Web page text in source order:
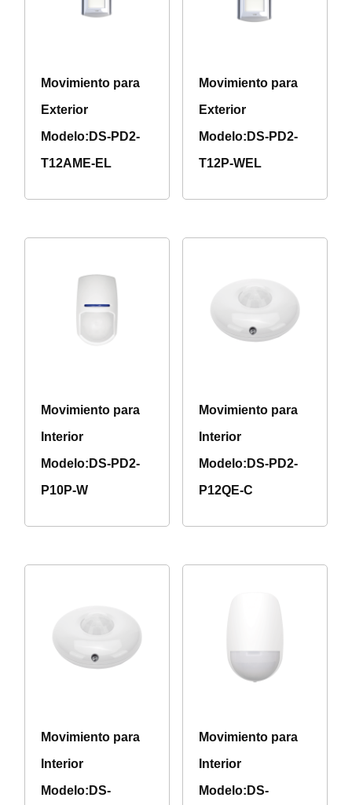
Movimiento para
Exterior
Modelo:DS-PD2-
T12AME-EL
Movimiento para
Exterior
Modelo:DS-PD2-
T12P-WEL
Movimiento para
Interior
Modelo:DS-PD2-
P10P-W
Movimiento para
Interior
Modelo:DS-PD2-
P12QE-C
Movimiento para
Interior
Modelo:DS-
Movimiento para
Interior
Modelo:DS-